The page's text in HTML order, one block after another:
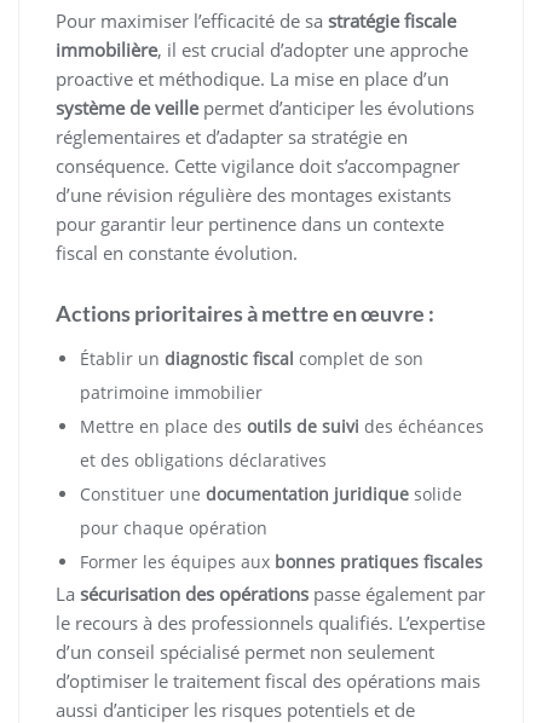
Pour maximiser l’efficacité de sa stratégie fiscale
immobilière, il est crucial d’adopter une approche
proactive et méthodique. La mise en place d’un
système de veillepermet d’anticiper les évolutions
réglementaires et d’adapter sa stratégie en
conséquence. Cette vigilance doit s’accompagner
d’une révision régulière des montages existants
pour garantir leur pertinence dans un contexte
fiscal en constante évolution.
Actions prioritaires à mettre en œuvre :
Établir un diagnostic fiscal complet de son
patrimoine immobilier
Mettre en place des outils de suivi des échéances
et des obligations déclaratives
Constituer une documentation juridique solide
pour chaque opération
Former les équipes aux bonnes pratiques fiscales
La sécurisation des opérations passe également par
le recours à des professionnels qualifiés. L’expertise
d’un conseil spécialisé permet non seulement
d’optimiser le traitement fiscal des opérations mais
aussi d’anticiper les risques potentiels et de